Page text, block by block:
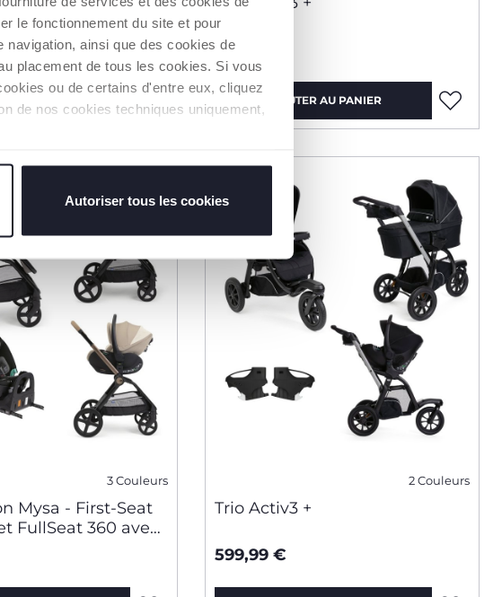
le fonctionnement du site et pour
navigation, ainsi que des cookies de
placement de tous les cookies. Si vous
ou de certains d'entre eux, cliquez
de nos cookies techniques uniquement,
Autoriser tous les cookies
599,99 €
AJOUTER AU PANIER
3 Couleurs
Mysa - First-Seat
FullSeat 360 avec
BASE À -50%
2 Couleurs
Trio Activ3 +
599,99 €